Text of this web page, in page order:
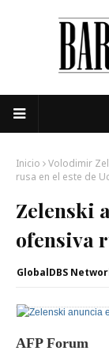
Inicio Volodimir
rusa en el este de
Zelenski
ofensiva
GlobalDBS
AFP Forum